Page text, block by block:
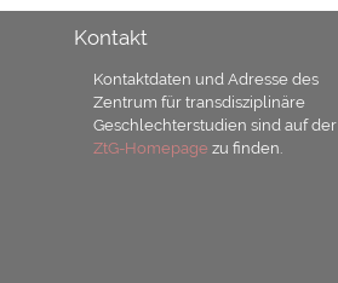
Kontakt
Kontaktdaten und Adresse des
Zentrum für transdisziplinäre
Geschlechterstudien sind auf der
ZtG-Homepagezu finden.